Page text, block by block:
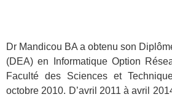
Dr Mandicou BA a obtenu son
(DEA) en Informatique Option
Faculté des Sciences et
octobre 2010. D’avril 2011 à avril